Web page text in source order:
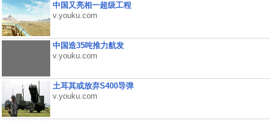
中国又亮相一超级工程
v.youku.com
中国造35吨推力航发
v.youku.com
土耳其或放弃S400导弹
v.youku.com